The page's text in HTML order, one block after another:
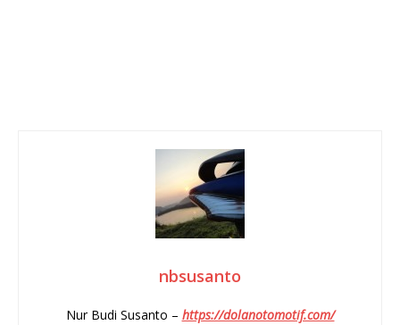
nbsusanto
Nur Budi Susanto – https://dolanotomotif.com/